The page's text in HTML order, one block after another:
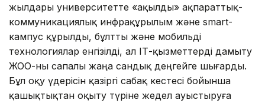
жылдары университетте «ақылды» ақпараттық-
коммуникациялық инфрақұрылым және smart-
кампус құрылды, бұлтты және мобильді
технологиялар енгізілді, ал ІТ-қызметтерді дамыту
ЖОО-ны сапалы жаңа сандық деңгейге шығарды.
Бұл оқу үдерісін қазіргі сабақ кестесі бойынша
қашықтықтан оқыту түріне жедел ауыстыруға